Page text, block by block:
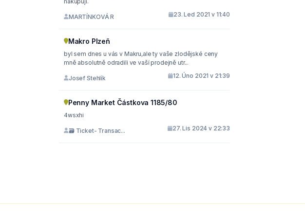
MARTÍNKOVÁ R 23. Led 2021 v 11:40
Makro Plzeň
byl sem dnes u vás v Makru,ale ty vaše zlodějské ceny
mně absolutně odradili ve vaší prodejně utr...
Josef Stehlík 12. Úno 2021 v 21:39
Penny Market Částkova 1185/80
4wsxhi
🗃 Ticket- Transac... 27. Lis 2024 v 22:33